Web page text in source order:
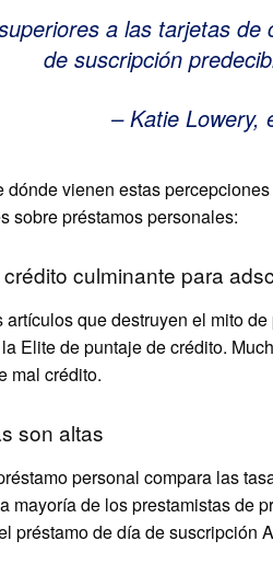
a las tarjetas
de suscripción
– Katie Lowery,
dónde vienen estas
sobre préstamos personales:
culminante para
artículos que destruyen el mito
Elite de puntaje de crédito.
mal crédito.
son altas
personal compara las
mayoría de los prestamistas de
préstamo de día de suscripción